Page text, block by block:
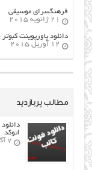
فرهنگسراي موسيقي
21 ژانویه 2015
دانلود پاورپوینت کبوتر
12 آوریل 2015
مطالب پربازدید
اتوکد
7 آگوست 2017